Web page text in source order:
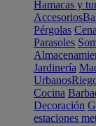
Hamacas y
Accesorios
Pérgolas
Parasoles
Jardinería
Urbanos
Cocina
Decoración
estaciones